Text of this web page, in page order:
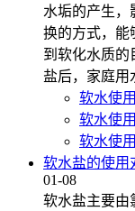
水垢的产生，
换的方式，能
到软化水质的
盐后，家庭
软水使用
软水使
软水使
软水盐的使用
01-08
软水盐主要由